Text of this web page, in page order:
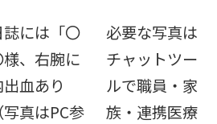
誌には「〇
様、右腕に
出血あり
（写真はPC参
必要な写真は
チャットツー
ルで職員・家
族・連携医療